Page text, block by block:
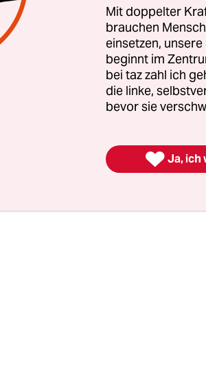
ideales Anschlagsziel –
die fast schon
politischstes Anliegen
gescheitert – nicht nur
viele Swifties ließen sich
nicht ganz nehmen –und
Mit doppelter
brauchen
einsetzen,
beginnt im
bei taz zahl ich
die linke,
bevor sie
 Ja, ich